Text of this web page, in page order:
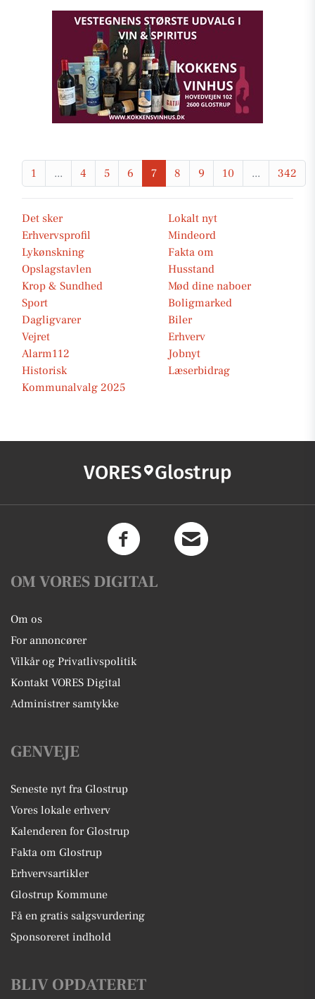
1 ... 4 5 6 7 8 9 10 ... 342
Det sker
Lokalt nyt
Erhvervsprofil
Mindeord
Lykønskning
Fakta om
Opslagstavlen
Husstand
Krop & Sundhed
Mød dine naboer
Sport
Boligmarked
Dagligvarer
Biler
Vejret
Erhverv
Alarm112
Jobnyt
Historisk
Læserbidrag
Kommunalvalg 2025
VORES Glostrup
OM VORES DIGITAL
Om os
For annoncører
Vilkår og Privatlivspolitik
Kontakt VORES Digital
Administrer samtykke
GENVEJE
Seneste nyt fra Glostrup
Vores lokale erhverv
Kalenderen for Glostrup
Fakta om Glostrup
Erhvervsartikler
Glostrup Kommune
Få en gratis salgsvurdering
Sponsoreret indhold
BLIV OPDATERET